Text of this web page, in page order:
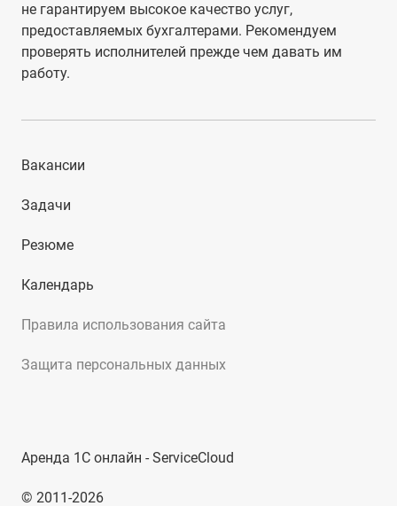
не гарантируем высокое качество услуг,
предоставляемых бухгалтерами. Рекомендуем
проверять исполнителей прежде чем давать им
работу.
Правила использования сайта
Защита персональных данных
Вакансии
Задачи
Резюме
Календарь
Аренда 1С онлайн - ServiceCloud
© 2011-2026